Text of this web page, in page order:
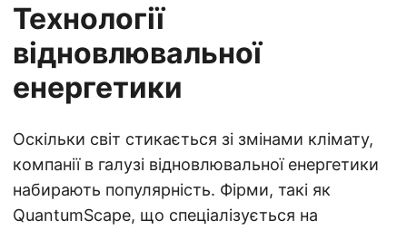
Технології
відновлювальної
енергетики
Оскільки світ стикається зі змінами клімату,
компанії в галузі відновлювальної енергетики
набирають популярність. Фірми, такі як
QuantumScape, що спеціалізується на